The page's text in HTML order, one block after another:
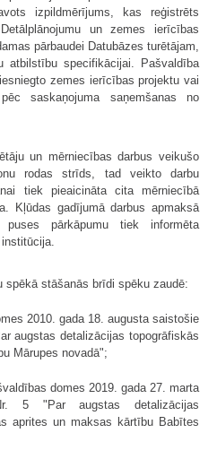
izpildmērījums, kas reģistrēts
un zemes ierīcības
pārbaudei Datubāzes turētājam,
atbilstību specifikācijai. Pašvaldība
zemes ierīcības projektu vai
saskaņojuma saņemšanas no
un mērniecības darbus veikušo
rodas strīds, tad veikto darbu
tiek pieaicināta cita mērniecībā
Kļūdas gadījumā darbus apmaksā
pārkāpumu tiek informēta
spēkā stāšanās brīdi spēku zaudē:
2010. gada 18. augusta saistošie
augstas detalizācijas topogrāfiskās
Mārupes novadā";
domes 2019. gada 27. marta
5 "Par augstas detalizācijas
aprites un maksas kārtību Babītes